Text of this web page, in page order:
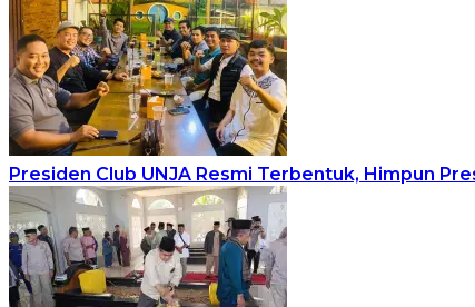
Presiden Club UNJA Resmi Terbentuk, Himpun